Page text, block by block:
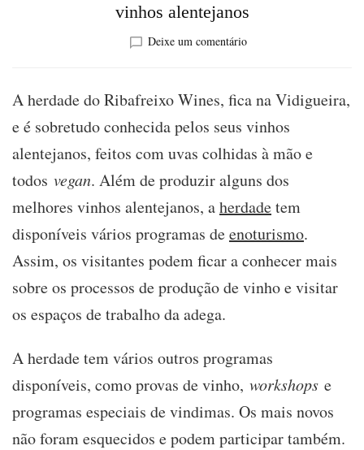
vinhos alentejanos
Deixe um comentáriosobre
melhor
gastronomia
vinhos
alentejanos
A herdade do Ribafreixo Wines, fica na Vidigueira,
e é sobretudo conhecida pelos seus vinhos
alentejanos, feitos com uvas colhidas à mão e
todos vegan. Além de produzir alguns dos
melhores vinhos alentejanos, aherdadetem
disponíveis vários programas deenoturismo.
Assim, os visitantes podem ficar a conhecer mais
sobre os processos de produção de vinho e visitar
os espaços de trabalho da adega.
A herdade tem vários outros programas
disponíveis, como provas de vinho, workshops e
programas especiais de vindimas. Os mais novos
não foram esquecidos e podem participar também.